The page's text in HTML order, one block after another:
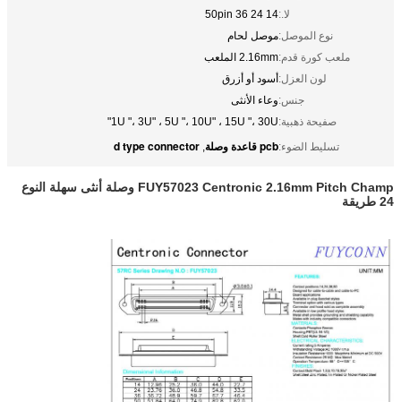
لا.:14 24 36 50pin
نوع الموصل:موصل لحام
ملعب كورة قدم:2.16mm الملعب
لون العزل:أسود أو أزرق
جنس:وعاء الأنثى
صفيحة ذهبية:1U "، 3U" ، 5U "، 10U" ، 15U "، 30U"
تسليط الضوء:pcb قاعدة وصلة ,
d type connector
FUY57023 Centronic 2.16mm Pitch Champ وصلة أنثى سهلة النوع
24 طريقة